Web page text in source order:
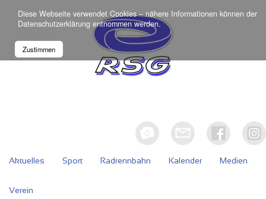
Diese Webseite verwendet Cookies – nähere Informationen können der
Datenschutzerklärung entnommen werden.
Zustimmen
Aktuelles Sport Radrennbahn Kalender Medien
Verein